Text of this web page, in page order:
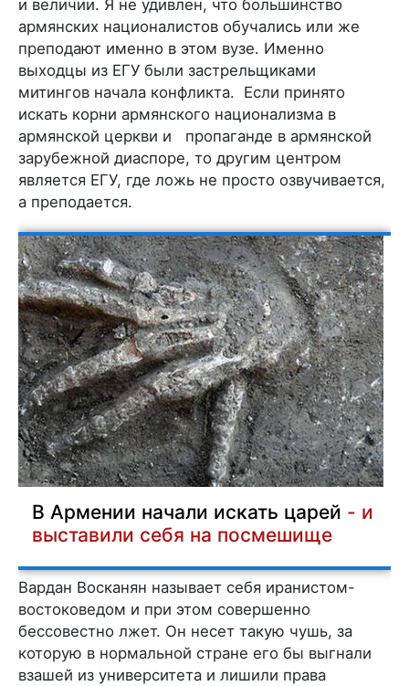
и величии. Я не удивлен, что большинство
армянских националистов обучались или же
преподают именно в этом вузе. Именно
выходцы из ЕГУ были застрельщиками
митингов начала конфликта. Если принято
искать корни армянского национализма в
армянской церкви и пропаганде в армянской
зарубежной диаспоре, то другим центром
является ЕГУ, где ложь не просто озвучивается,
а преподается.
В Армении начали искать царей - и
выставили себя на посмешище
Вардан Восканян называет себя иранистом-
востоковедом и при этом совершенно
бессовестно лжет. Он несет такую чушь, за
которую в нормальной стране его бы выгнали
взашей из университета и лишили права